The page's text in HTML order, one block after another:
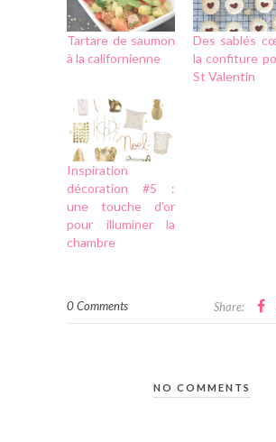
Tartare de saumon
à la californienne
Des sablés
la confiture
St Valentin
Inspiration
décoration #5 :
une touche d’or
pour illuminer la
chambre
0 Comments Share:
NO COMMENTS